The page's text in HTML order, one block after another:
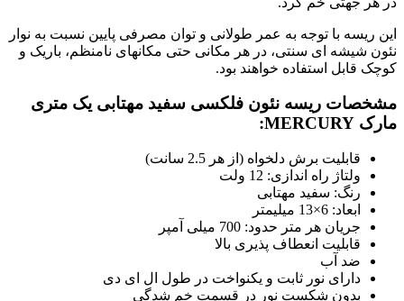
این ریسه با توجه به عمر طولانی و توان مصرفی پایین نسبت به نوار
نئون شیشه ای سنتی، در هر مکانی حتی مکانهای نامنظم، باریک و
کوچک قابل استفاده خواهند بود.
مشخصات ریسه نئون فلکسی سفید مهتابی یک متری
مارک MERCURY:
قابلیت برش دلخواه (از هر 2.5 سانت)
ولتاژ راه اندازی: 12 ولت
رنگ: سفید مهتابی
ابعاد: 6×13 میلیمتر
جریان هر متر حدود: 700 میلی آمپر
قابلیت انعطاف پذیری بالا
ضد آب
دارای نور ثابت و یکنواخت در طول ال ای دی
بدون شکست نور در قسمت خم شدگی